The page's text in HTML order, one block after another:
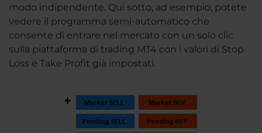
modo indipendente. Qui sotto, ad esempio, potete
vedere il programma semi-automatico che
consente di entrare nel mercato con un solo clic
sulla piattaforma di trading MT4 con i valori di Stop
Loss e Take Profit già impostati.